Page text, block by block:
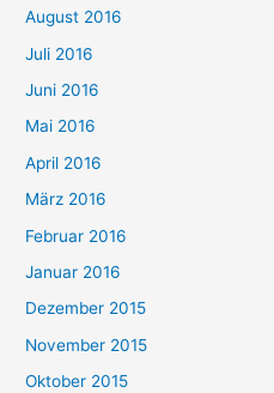
August 2016
Juli 2016
Juni 2016
Mai 2016
April 2016
März 2016
Februar 2016
Januar 2016
Dezember 2015
November 2015
Oktober 2015